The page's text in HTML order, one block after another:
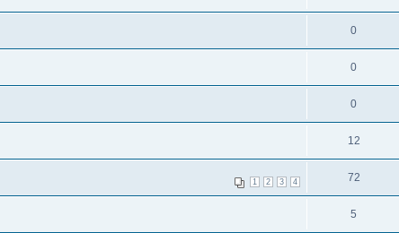
0
0
0
12
1 2 3 4 72
5